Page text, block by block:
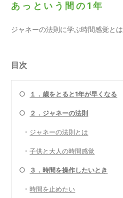
あっという間の1年
ジャネーの法則に学ぶ時間感覚とは
目次
○ １．歳をとると1年が早くなる
○ ２．ジャネーの法則
・ ジャネーの法則とは
・子供と大人の時間感覚
○ ３．時間を操作したいとき
・時間を止めたい